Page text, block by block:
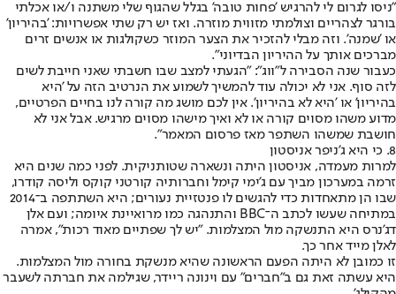
"ניסו לגרום לי להרגיש 'פחות טובה' בגלל שהגוף שלי משתנה ו/או אכלתי
בורגר לצהריים וצולמתי מזווית מוזרה. ואז יש רק שתי אפשרויות: 'בהיריון'
או 'שמנה'. וזה מבלי להזכיר את הצער המוזר כשקולגות או אנשים זרים
מברכים אותך על ההיריון הבדיוני".
כעבור שנה הסבירה ל"ווג": "הגעתי למצב שבו חשבתי שאני חייבת לשים
לזה סוף. אני לא יכולה עוד להמשיך לשמוע את הנרטיב הזה על 'היא
בהיריון' או 'היא לא בהיריון'. אין לכם מושג מה קורה לנו בחיים הפרטיים,
מדוע משהו מסוים קורה או לא ואיך מישהו מסוים מרגיש. אבל אני לא
חושבת שמשהו השתפר מאז פרסום המאמר".
8. כי היא ג'ניפר אניסטון
למרות מעמדה, אניסטון היתה ונשארה שטותניקית. לפני כמה שנים היא
זרמה במערכון מביך עם ג'ימי קימל וחברותיה קורטני קוקס וליסה קודרו,
שבו הן מתאחדות כדי להגשים לו פנטזיית נעורים; היא השתתפה ב־2014
במתיחה שעשו לכתב ה־BBC והתנהגה כמו מרואיינת איומה; ועם אלן
דג'נרס היא התנשקה מול המצלמות. "יש לך שפתיים מאוד רכות", אמרה
לאלן מייד אחר כך.
זו כמובן לא היתה הפעם הראשונה שהיא מנשקת בחורה מול המצלמות.
היא עשתה זאת גם ב"חברים" עם וינונה ריידר, שגילמה את חברתה לשעבר